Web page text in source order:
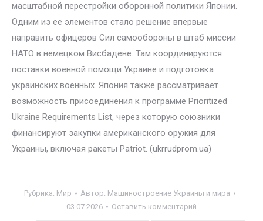
масштабной перестройки оборонной политики Японии.
Одним из ее элементов стало решение впервые
направить офицеров Сил самообороны в штаб миссии
НАТО в немецком Висбадене. Там координируются
поставки военной помощи Украине и подготовка
украинских военных. Япония также рассматривает
возможность присоединения к программе Prioritized
Ukraine Requirements List, через которую союзники
финансируют закупки американского оружия для
Украины, включая ракеты Patriot. (ukrrudprom.ua)
Рубрика: Мир Автор: Машиностроение Украины и мира
03.07.2026
Оставить комментарий